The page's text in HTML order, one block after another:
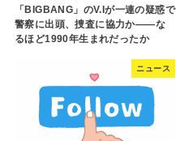
「BIGBANG」のV.Iが一連の疑惑で
警察に出頭、捜査に協力か――な
るほど1990年生まれだったか
ニュース